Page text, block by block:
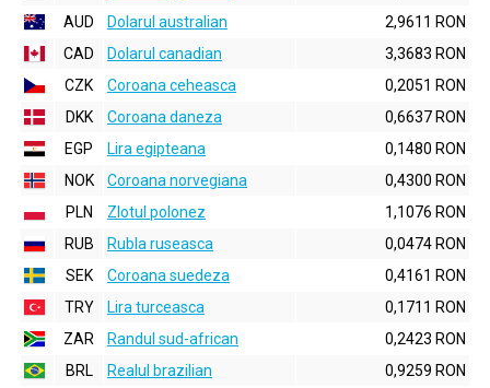
AUD
Dolarul australian
2,9611 RON
CAD
Dolarul canadian
3,3683 RON
CZK
Coroana ceheasca
0,2051 RON
DKK
Coroana daneza
0,6637 RON
EGP
Lira egipteana
0,1480 RON
NOK
Coroana norvegiana
0,4300 RON
PLN
Zlotul polonez
1,1076 RON
RUB
Rubla ruseasca
0,0474 RON
SEK
Coroana suedeza
0,4161 RON
TRY
Lira turceasca
0,1711 RON
ZAR
Randul sud-african
0,2423 RON
BRL
Realul brazilian
0,9259 RON